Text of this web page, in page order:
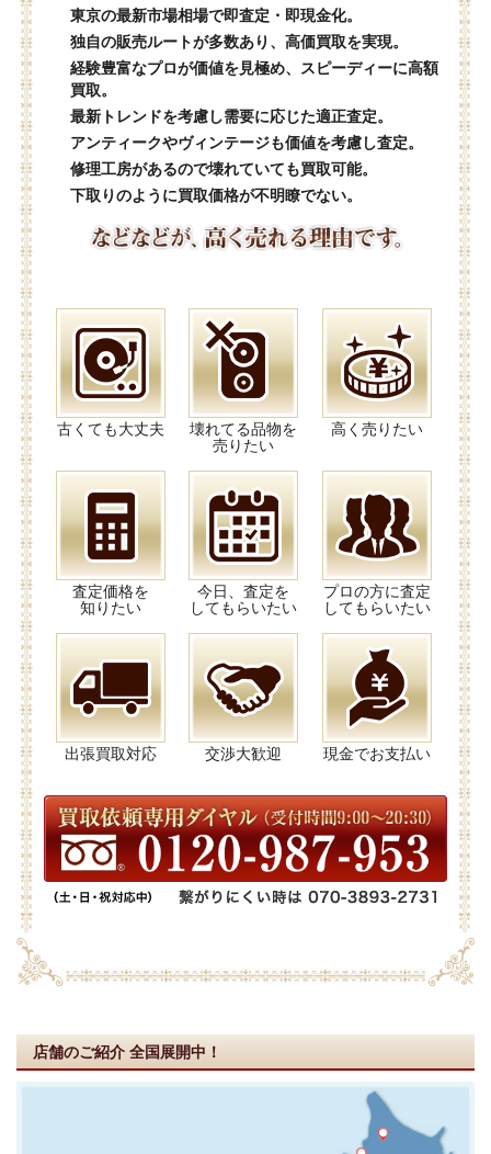
東京の最新市場相場で即査定・即現金化。
独自の販売ルートが多数あり、高価買取を実現。
経験豊富なプロが価値を見極め、スピーディーに高額
買取。
最新トレンドを考慮し需要に応じた適正査定。
アンティークやヴィンテージも価値を考慮し査定。
修理工房があるので壊れていても買取可能。
下取りのように買取価格が不明瞭でない。
古くても大丈夫
壊れてる品物を
売りたい
高く売りたい
査定価格を
知りたい
今日、査定を
してもらいたい
プロの方に査定
してもらいたい
出張買取対応 交渉大歓迎 現金でお支払い
店舗のご紹介 全国展開中！